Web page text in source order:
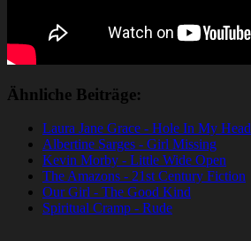
Ähnliche Beiträge:
Laura Jane Grace - Hole In My Head
Albertine Sarges - Girl Missing
Kevin Morby - Little Wide Open
The Amazons - 21st Century Fiction
Our Girl - The Good Kind
Spiritual Cramp - Rude